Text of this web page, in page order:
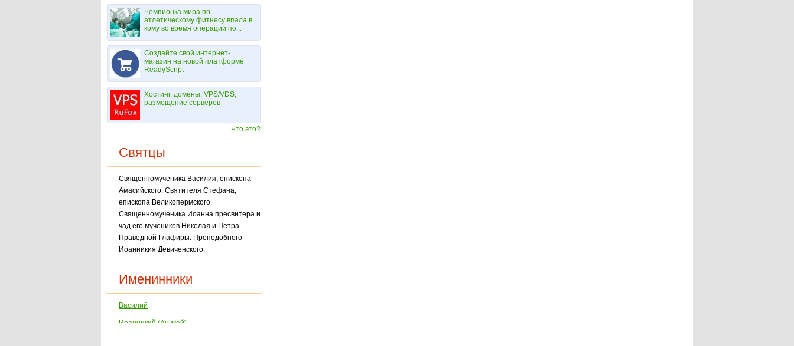
Чемпионка мира по
атлетическому фитнесу впала в
кому во время операции по...
Создайте свой интернет-
магазин на новой платформе
ReadyScript
Хостинг, домены, VPS/VDS,
размещение серверов
Что это?
Святцы
Священномученика Василия, епископа
Амасийского. Святителя Стефана,
епископа Великопермского.
Священномученика Иоанна пресвитера и
чад его мучеников Николая и Пет­ра.
Праведной Глафиры. Преподобного
Иоанникия Девиченского.
Именинники
Василий
Иоанникий (Аникей)